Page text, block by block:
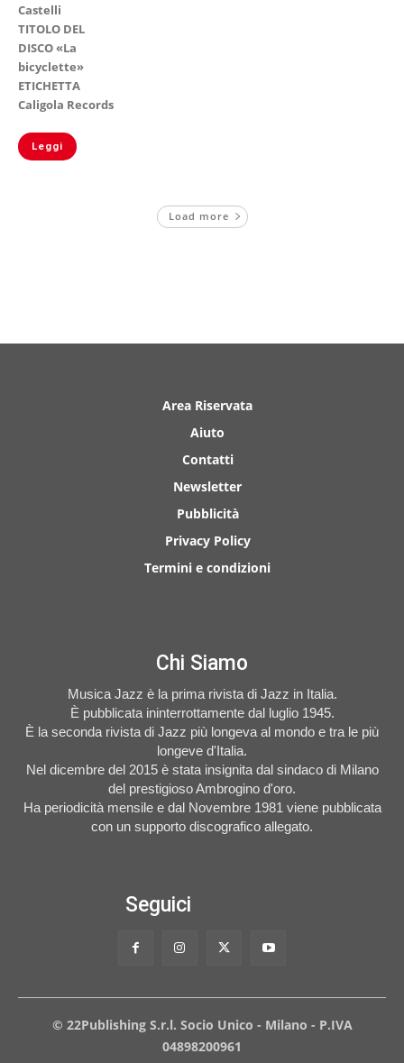
Castelli
TITOLO DEL
DISCO «La
bicyclette»
ETICHETTA
Caligola Records
Leggi
Load more
Area Riservata
Aiuto
Contatti
Newsletter
Pubblicità
Privacy Policy
Termini e condizioni
Chi Siamo
Musica Jazz è la prima rivista di Jazz in Italia.
È pubblicata ininterrottamente dal luglio 1945.
È la seconda rivista di Jazz più longeva al mondo e tra le più
longeve d'Italia.
Nel dicembre del 2015 è stata insignita dal sindaco di Milano
del prestigioso Ambrogino d'oro.
Ha periodicità mensile e dal Novembre 1981 viene pubblicata
con un supporto discografico allegato.
Seguici
© 22Publishing S.r.l. Socio Unico - Milano - P.IVA
04898200961